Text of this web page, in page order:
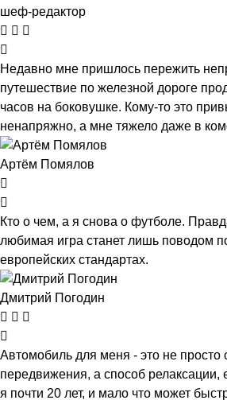
шеф-редактор
Недавно мне пришлось пережить
путешествие по железной дороге
часов на боковушке. Кому-то это
ненапряжно, а мне тяжело даже в
Артём Помялов
Кто о чем, а я снова о футболе.
любимая игра станет лишь поводом
европейских стандартах.
Дмитрий Погодин
Автомобиль для меня - это не просто
передвижения, а способ релаксации,
я почти 20 лет, и мало что может